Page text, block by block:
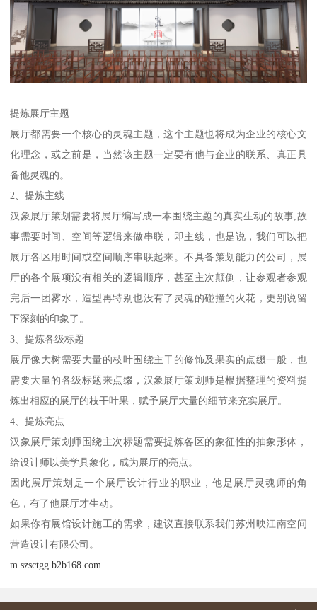
提炼展厅主题
展厅都需要一个核心的灵魂主题，这个主题也将成为企业的核心文
化理念，或之前是，当然该主题一定要有他与企业的联系、真正具
备他灵魂的。
2、提炼主线
汉象展厅策划需要将展厅编写成一本围绕主题的真实生动的故事,故
事需要时间、空间等逻辑来做串联，即主线，也是说，我们可以把
展厅各区用时间或空间顺序串联起来。不具备策划能力的公司，展
厅的各个展项没有相关的逻辑顺序，甚至主次颠倒，让参观者参观
完后一团雾水，造型再特别也没有了灵魂的碰撞的火花，更别说留
下深刻的印象了。
3、提炼各级标题
展厅像大树需要大量的枝叶围绕主干的修饰及果实的点缀一般，也
需要大量的各级标题来点缀，汉象展厅策划师是根据整理的资料提
炼出相应的展厅的枝干叶果，赋予展厅大量的细节来充实展厅。
4、提炼亮点
汉象展厅策划师围绕主次标题需要提炼各区的象征性的抽象形体，
给设计师以美学具象化，成为展厅的亮点。
因此展厅策划是一个展厅设计行业的职业，他是展厅灵魂师的角
色，有了他展厅才生动。
如果你有展馆设计施工的需求，建议直接联系我们苏州映江南空间
营造设计有限公司。
m.szsctgg.b2b168.com